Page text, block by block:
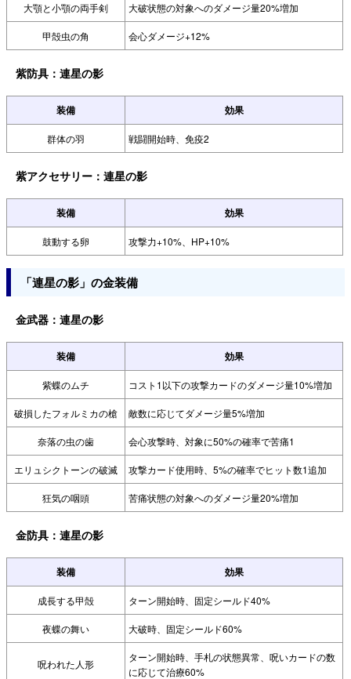
大顎と小顎の両手剣 大破状態の対象へのダメージ量20%増加
甲殻虫の角 会心ダメージ+12%
紫防具：連星の影
装備 効果
群体の羽 戦闘開始時、免疫2
紫アクセサリー：連星の影
装備 効果
鼓動する卵 攻撃力+10%、HP+10%
「連星の影」の金装備
金武器：連星の影
装備 効果
紫蝶のムチ コスト1以下の攻撃カードのダメージ量10%増加
破損したフォルミカの槍 敵数に応じてダメージ量5%増加
奈落の虫の歯 会心攻撃時、対象に50%の確率で苦痛1
エリュシクトーンの破滅 攻撃カード使用時、5%の確率でヒット数1追加
狂気の咽頭 苦痛状態の対象へのダメージ量20%増加
金防具：連星の影
装備 効果
成長する甲殻 ターン開始時、固定シールド40%
夜蝶の舞い 大破時、固定シールド60%
呪われた人形
ターン開始時、手札の状態異常、呪いカードの数
に応じて治療60%